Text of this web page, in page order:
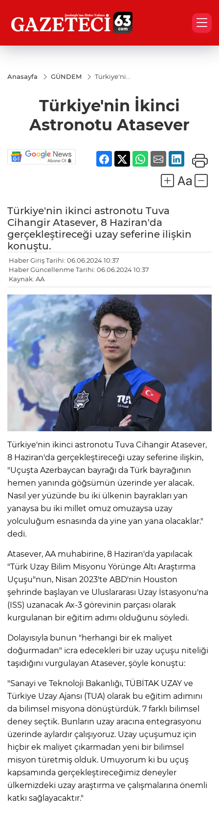
Anasayfa GÜNDEM
Türkiye'nin
Atasever
Türkiye'nin İkinci
Astronotu Atasever
Türkiye'nin ikinci astronotu Tuva
Cihangir Atasever, 8 Haziran'da
gerçekleştireceği uzay seferine ilişkin
konuştu.
Haber Giriş Tarihi: 06.06.2024 10:37
Haber Güncellenme Tarihi: 06.06.2024 10:37
Kaynak: AA
Türkiye'nin ikinci astronotu Tuva Cihangir Atasever,
8 Haziran'da gerçekleştireceği uzay seferine ilişkin,
"Uçuşta Azerbaycan bayrağı da Türk bayrağının
hemen yanında göğsümün üzerinde yer alacak.
Nasıl yer yüzünde bu iki ülkenin bayrakları yan
yanaysa bu iki millet omuz omuzaysa uzay
yolculuğum esnasında da yine yan yana olacaklar."
dedi.
Atasever, AA muhabirine, 8 Haziran'da yapılacak
"Türk Uzay Bilim Misyonu Yörünge Altı Araştırma
Uçuşu"nun, Nisan 2023'te ABD'nin Houston
şehrinde başlayan ve Uluslararası Uzay İstasyonu'na
(ISS) uzanacak Ax-3 görevinin parçası olarak
kurgulanan bir eğitim adımı olduğunu söyledi.
Dolayısıyla bunun "herhangi bir ek maliyet
doğurmadan" icra edecekleri bir uzay uçuşu niteliği
taşıdığını vurgulayan Atasever, şöyle konuştu:
"Sanayi ve Teknoloji Bakanlığı, TÜBİTAK UZAY ve
Türkiye Uzay Ajansı (TUA) olarak bu eğitim adımını
da bilimsel misyona dönüştürdük. 7 farklı bilimsel
deney seçtik. Bunların uzay aracına entegrasyonu
üzerinde aylardır çalışıyoruz. Uzay uçuşumuz için
hiçbir ek maliyet çıkarmadan yeni bir bilimsel
misyon türetmiş olduk. Umuyorum ki bu uçuş
kapsamında gerçekleştireceğimiz deneyler
ülkemizdeki uzay araştırma ve çalışmalarına önemli
katkı sağlayacaktır."